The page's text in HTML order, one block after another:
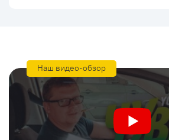
Наш видео-обзор